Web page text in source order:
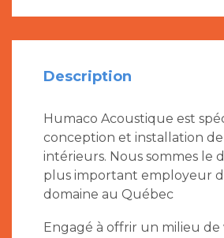
Description
Humaco Acoustique est
conception et installation de
intérieurs. Nous sommes le
plus important employeur
domaine au Québec
Engagé à offrir un milieu de